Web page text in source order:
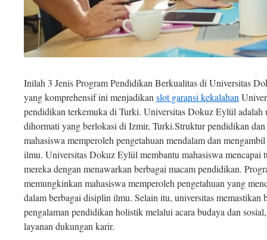
Inilah 3 Jenis Program Pendidikan Berkualitas di Universitas
yang komprehensif ini menjadikan slot garansi kekalahan
pendidikan terkemuka di Turki. Universitas Dokuz Eylül adalah
dihormati yang berlokasi di Izmir, Turki.Struktur pendidikan
mahasiswa memperoleh pengetahuan mendalam dan
ilmu. Universitas Dokuz Eylül membantu mahasiswa mencapai
mereka dengan menawarkan berbagai macam pendidikan.
memungkinkan mahasiswa memperoleh pengetahuan yang
dalam berbagai disiplin ilmu. Selain itu, universitas memastikan
pengalaman pendidikan holistik melalui acara budaya dan
layanan dukungan karir.